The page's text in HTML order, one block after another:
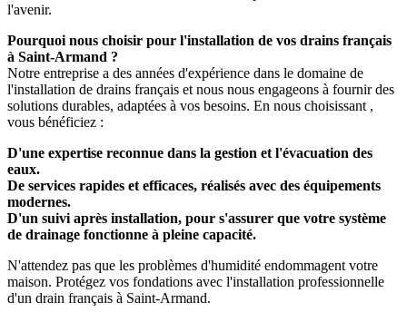
l'avenir.
Pourquoi nous choisir pour l'installation de vos drains français
à Saint-Armand ?
Notre entreprise a des années d'expérience dans le domaine de
l'installation de drains français et nous nous engageons à fournir des
solutions durables, adaptées à vos besoins. En nous choisissant ,
vous bénéficiez :
D'une expertise reconnue dans la gestion et l'évacuation des
eaux.
De services rapides et efficaces, réalisés avec des équipements
modernes.
D'un suivi après installation, pour s'assurer que votre système
de drainage fonctionne à pleine capacité.
N'attendez pas que les problèmes d'humidité endommagent votre
maison. Protégez vos fondations avec l'installation professionnelle
d'un drain français à Saint-Armand.